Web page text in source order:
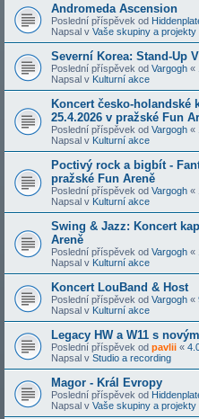
Andromeda Ascension
Poslední příspěvek od
Napsal v Vaše skupiny a projekty
Severní Korea: Stand-Up
Poslední příspěvek od Vargogh «
Napsal v Kulturní akce
Koncert česko-holandské
25.4.2026 v pražské Fun
Poslední příspěvek od Vargogh «
Napsal v Kulturní akce
Poctivý rock a bigbít -
pražské Fun Areně
Poslední příspěvek od Vargogh «
Napsal v Kulturní akce
Swing & Jazz: Koncert
Areně
Poslední příspěvek od Vargogh «
Napsal v Kulturní akce
Koncert LouBand & Host
Poslední příspěvek od Vargogh «
Napsal v Kulturní akce
Legacy HW a W11 s
Poslední příspěvek od pavlii «
Napsal v Studio a recording
Magor - Král Evropy
Poslední příspěvek od
Napsal v Vaše skupiny a projekty